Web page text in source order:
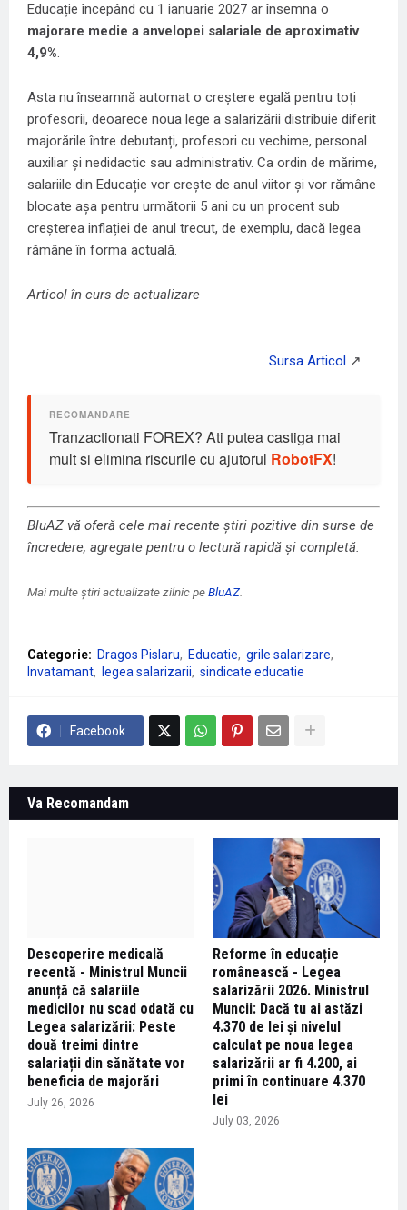
Educație începând cu 1 ianuarie 2027 ar însemna o
majorare medie a anvelopei salariale de aproximativ
4,9%.
Asta nu înseamnă automat o creștere egală pentru toți
profesorii, deoarece noua lege a salarizării distribuie diferit
majorările între debutanți, profesori cu vechime, personal
auxiliar și nedidactic sau administrativ. Ca ordin de mărime,
salariile din Educație vor crește de anul viitor și vor rămâne
blocate așa pentru următorii 5 ani cu un procent sub
creșterea inflației de anul trecut, de exemplu, dacă legea
rămâne în forma actuală.
Articol în curs de actualizare
Tranzactionati FOREX? Ati putea castiga mai
mult si elimina riscurile cu ajutorul RobotFX!
BluAZ vă oferă cele mai recente știri pozitive din surse de
încredere, agregate pentru o lectură rapidă și completă.
Mai multe știri actualizate zilnic peBluAZ.
Categorie: Dragos Pislaru Educatie
grile salarizare
Invatamant
legea salarizarii sindicate educatie
Facebook
Va Recomandam
Descoperire medicală
recentă - Ministrul Muncii
anunță că salariile
medicilor nu scad odată cu
Legea salarizării: Peste
două treimi dintre
salariații din sănătate vor
beneficia de majorări
July 26, 2026
Reforme în educație
românească - Legea
salarizării 2026. Ministrul
Muncii: Dacă tu ai astăzi
4.370 de lei și nivelul
calculat pe noua legea
salarizării ar fi 4.200, ai
primi în continuare 4.370
lei
July 03, 2026